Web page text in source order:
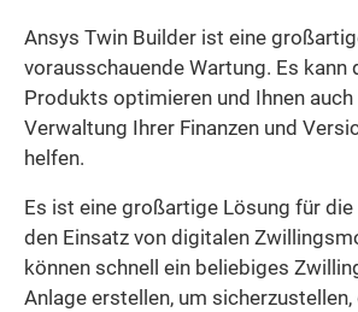
Ansys Twin Builder ist eine
vorausschauende Wartung. Es kann
Produkts optimieren und Ihnen auch
Verwaltung Ihrer Finanzen und
helfen.
Es ist eine großartige Lösung für die
den Einsatz von digitalen
können schnell ein beliebiges
Anlage erstellen, um